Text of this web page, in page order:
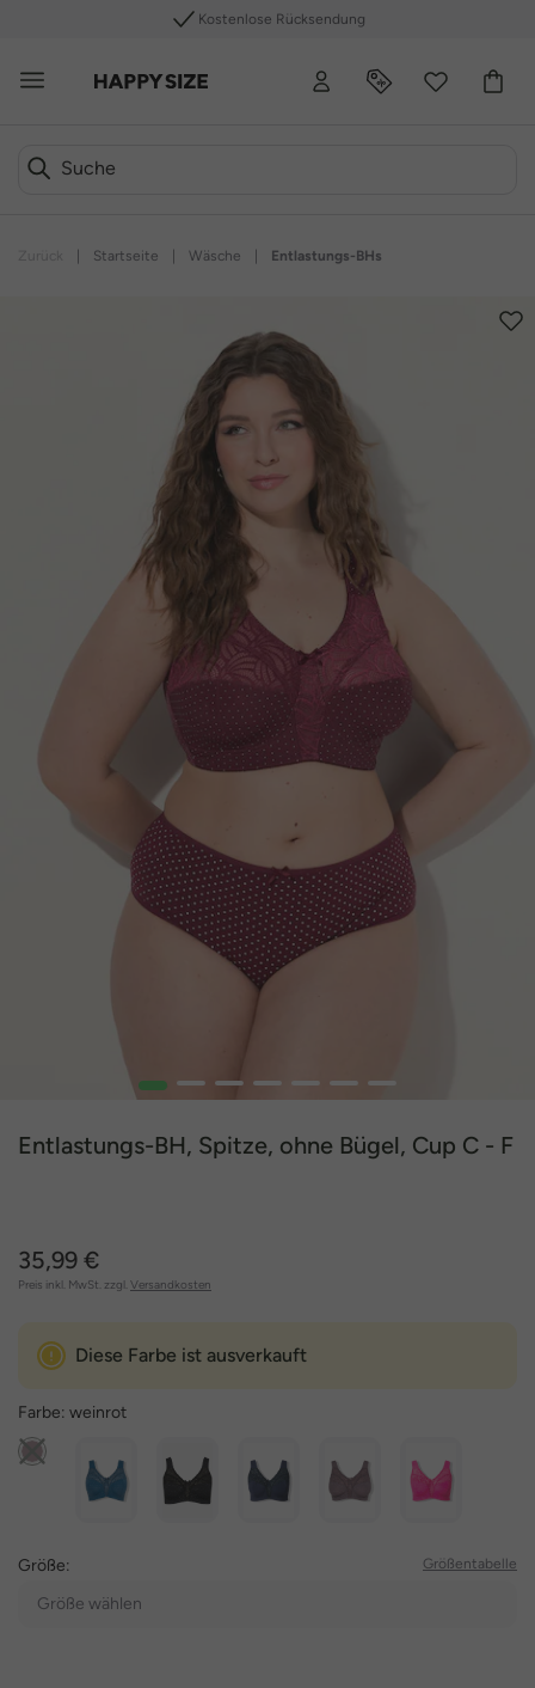
Kostenlose Rücksendung
Startseite Wäsche Entlastungs-BHs
1 2 3 4 5 6 7
Entlastungs-BH, Spitze, ohne Bügel, Cup C - F
35,99 €
Preis inkl. MwSt. zzgl. Versandkosten
Diese Farbe ist ausverkauft
Farbe: weinrot
Größe: Größentabelle
Größe wählen